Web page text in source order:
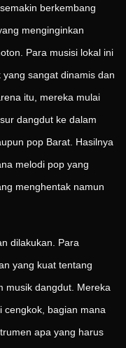
berkembang
menginginkan
Para musisi lokal ini
sangat dinamis dan
itu, mereka mulai
dangdut ke dalam
pop Barat. Hasilnya
melodi pop yang
menghentak namun
dilakukan. Para
yang kuat tentang
musik dangdut. Mereka
cengkok, bagian mana
apa yang harus